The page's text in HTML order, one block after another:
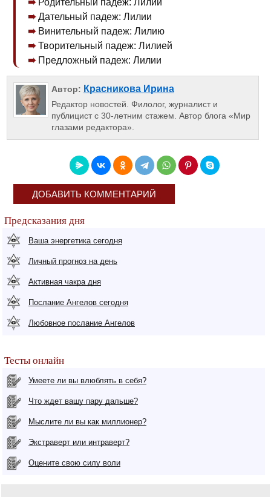
Родительный падеж: Лилии
Дательный падеж: Лилии
Винительный падеж: Лилию
Творительный падеж: Лилией
Предложный падеж: Лилии
Автор: Красникова Ирина
Редактор новостей. Филолог, журналист и
публицист с 30-летним стажем. Автор блога «Мир
глазами редактора».
ДОБАВИТЬ КОММЕНТАРИЙ
Предсказания дня
Ваша энергетика сегодня
Личный прогноз на день
Активная чакра дня
Послание Ангелов сегодня
Любовное послание Ангелов
Тесты онлайн
Умеете ли вы влюблять в себя?
Что ждет вашу пару дальше?
Мыслите ли вы как миллионер?
Экстраверт или интраверт?
Оцените свою силу воли